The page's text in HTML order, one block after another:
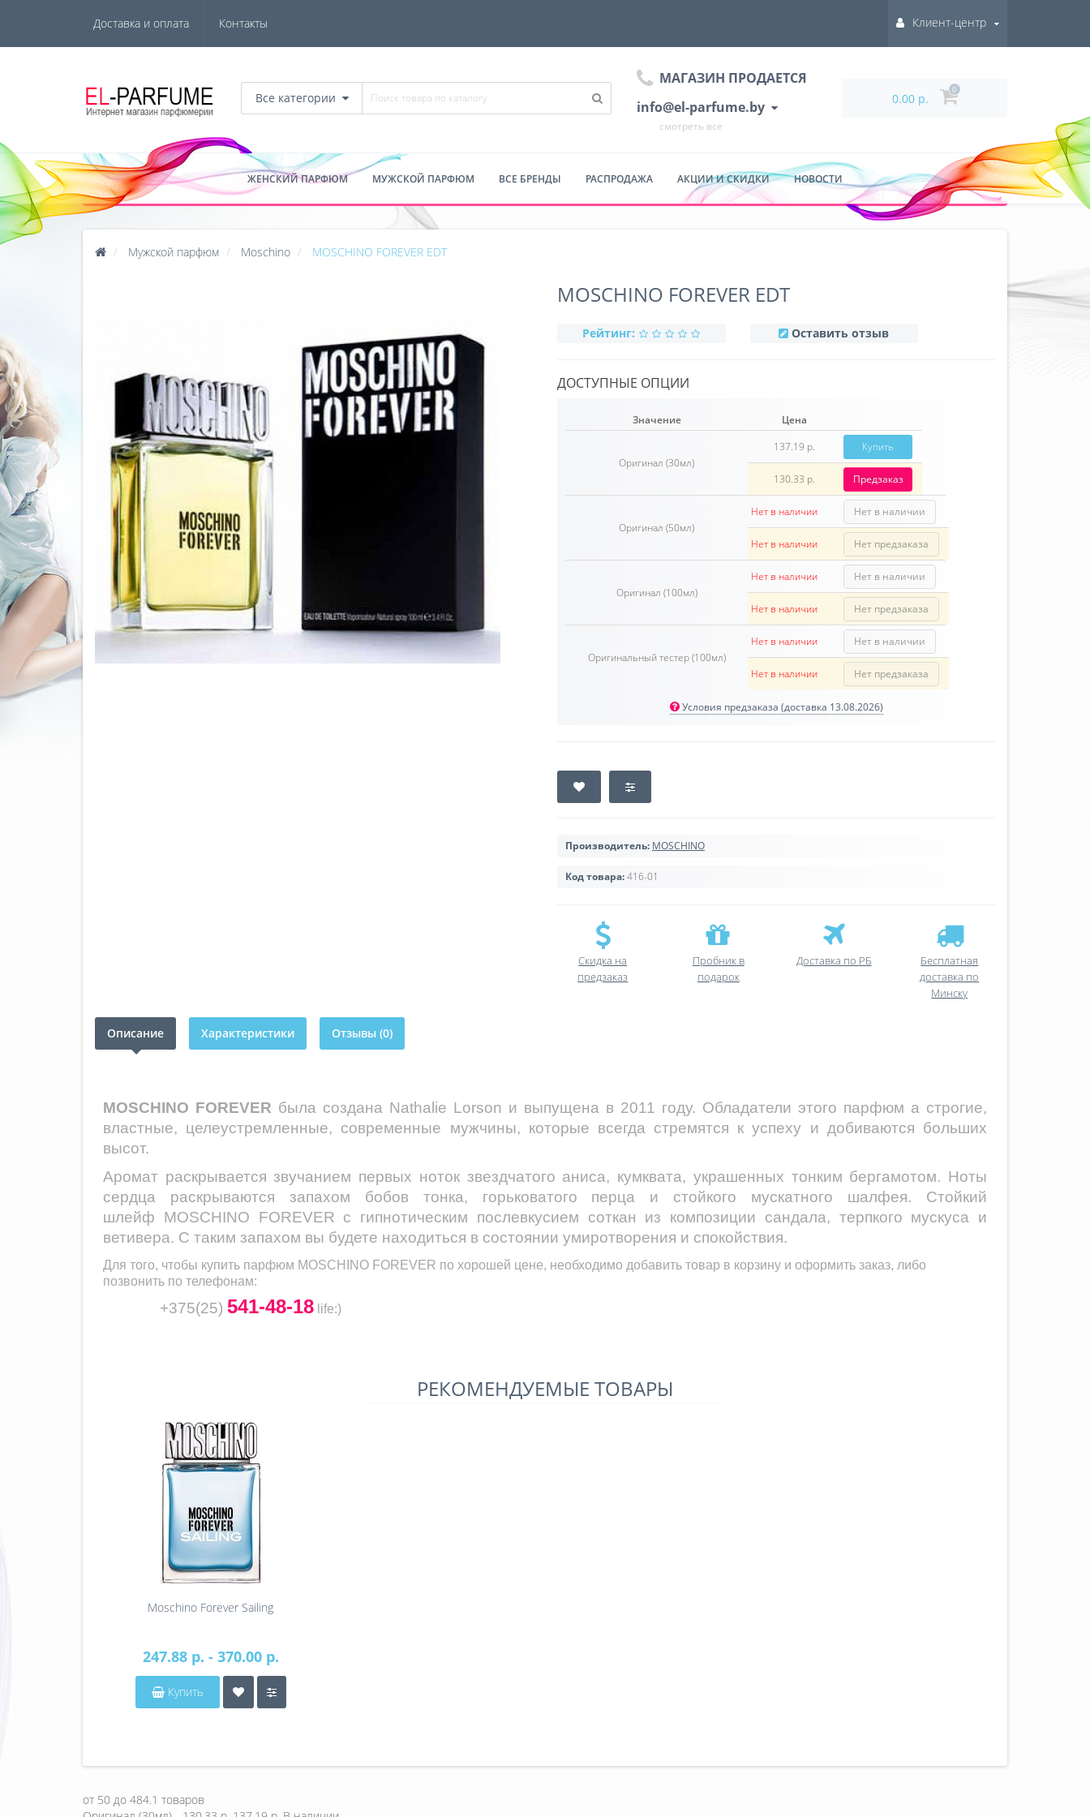
Доставка и оплата Контакты Клиент-центр
Все категории
МАГАЗИН ПРОДАЕТСЯ
info@el-parfume.by
смотреть все
0.00 р.
0
ЖЕНСКИЙ ПАРФЮМ МУЖСКОЙ ПАРФЮМ ВСЕ БРЕНДЫ РАСПРОДАЖА АКЦИИ И СКИДКИ НОВОСТИ
Мужской парфюм Moschino MOSCHINO FOREVER EDT
MOSCHINO FOREVER EDT
Рейтинг: Оставить отзыв
ДОСТУПНЫЕ ОПЦИИ
Значение Цена
Оригинал (30мл)
137.19 р. Купить
130.33 р. Предзаказ
Оригинал (50мл)
Нет в наличии Нет в наличии
Нет в наличии Нет предзаказа
Оригинал (100мл)
Нет в наличии Нет в наличии
Нет в наличии Нет предзаказа
Оригинальный тестер (100мл)
Нет в наличии Нет в наличии
Нет в наличии Нет предзаказа
Условия предзаказа (доставка 13.08.2026)
Производитель: MOSCHINO
Код товара:416-01
Скидка на
предзаказ
Пробник в
подарок
Доставка по РБ
Бесплатная
доставка по
Минску
Описание Характеристики Отзывы (0)
MOSCHINO FOREVER была создана Nathalie Lorson и выпущена в 2011 году. Обладатели этого парфюм а строгие,
властные, целеустремленные, современные мужчины, которые всегда стремятся к успеху и добиваются больших
высот.
Аромат раскрывается звучанием первых ноток звездчатого аниса, кумквата, украшенных тонким бергамотом. Ноты
сердца раскрываются запахом бобов тонка, горьковатого перца и стойкого мускатного шалфея. Стойкий
шлейф MOSCHINO FOREVER с гипнотическим послевкусием соткан из композиции сандала, терпкого мускуса и
ветивера. С таким запахом вы будете находиться в состоянии умиротворения и спокойствия.
Для того, чтобы купить парфюм MOSCHINO FOREVER по хорошей цене, необходимо добавить товар в корзину и оформить заказ, либо
позвонить по телефонам:
+375(25) 541-48-18 life:)
РЕКОМЕНДУЕМЫЕ ТОВАРЫ
Moschino Forever Sailing
247.88 р. - 370.00 р.
Купить
от 50 до 484.1 товаров